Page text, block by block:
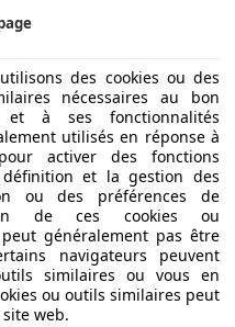
des cookies ou des
nécessaires au bon
à ses fonctionnalités
utilisés en réponse à
activer des fonctions
et la gestion des
ou des préférences de
de ces cookies ou
généralement pas être
navigateurs peuvent
similaires ou vous en
ou outils similaires peut
web.